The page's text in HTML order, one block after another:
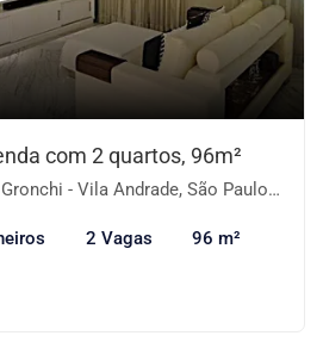
com 2 quartos, 96m²
- Vila Andrade, São Paulo-SP
2 Vagas 96 m²